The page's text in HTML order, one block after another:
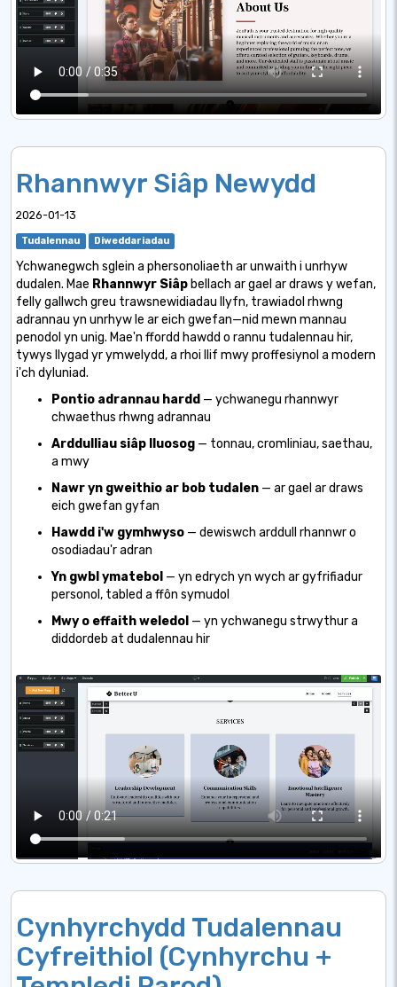
Rhannwyr Siâp Newydd
2026-01-13
Tudalennau Diweddariadau
Ychwanegwch sglein a phersonoliaeth ar unwaith i unrhyw
dudalen. Mae Rhannwyr Siâp bellach ar gael ar draws y wefan,
felly gallwch greu trawsnewidiadau llyfn, trawiadol rhwng
adrannau yn unrhyw le ar eich gwefan—nid mewn mannau
penodol yn unig. Mae'n ffordd hawdd o rannu tudalennau hir,
tywys llygad yr ymwelydd, a rhoi llif mwy proffesiynol a modern
i'ch dyluniad.
Pontio adrannau hardd — ychwanegu rhannwyr
chwaethus rhwng adrannau
Arddulliau siâp lluosog — tonnau, cromliniau, saethau,
a mwy
Nawr yn gweithio ar bob tudalen — ar gael ar draws
eich gwefan gyfan
Hawdd i'w gymhwyso — dewiswch arddull rhannwr o
osodiadau'r adran
Yn gwbl ymatebol — yn edrych yn wych ar gyfrifiadur
personol, tabled a ffôn symudol
Mwy o effaith weledol — yn ychwanegu strwythur a
diddordeb at dudalennau hir
Cynhyrchydd Tudalennau
Cyfreithiol (Cynhyrchu +